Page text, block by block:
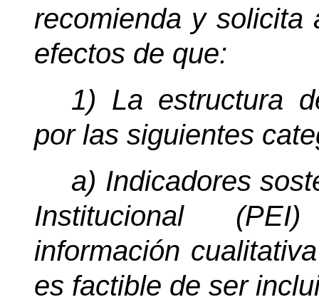
recomienda y solicita
efectos de que:
1) La estructura
por las siguientes
a) Indicadores
Institucional
información
es factible de ser